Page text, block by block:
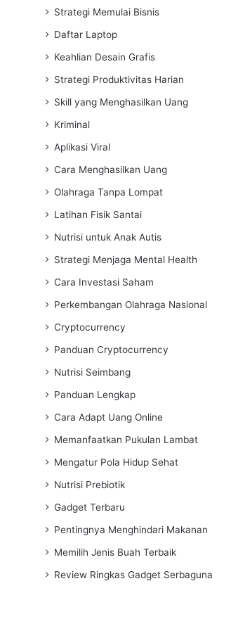
Strategi Memulai Bisnis
Daftar Laptop
Keahlian Desain Grafis
Strategi Produktivitas Harian
Skill yang Menghasilkan Uang
Kriminal
Aplikasi Viral
Cara Menghasilkan Uang
Olahraga Tanpa Lompat
Latihan Fisik Santai
Nutrisi untuk Anak Autis
Strategi Menjaga Mental Health
Cara Investasi Saham
Perkembangan Olahraga Nasional
Cryptocurrency
Panduan Cryptocurrency
Nutrisi Seimbang
Panduan Lengkap
Cara Adapt Uang Online
Memanfaatkan Pukulan Lambat
Mengatur Pola Hidup Sehat
Nutrisi Prebiotik
Gadget Terbaru
Pentingnya Menghindari Makanan
Memilih Jenis Buah Terbaik
Review Ringkas Gadget Serbaguna